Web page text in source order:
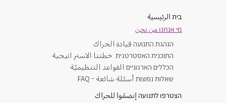
בית الرئيسية
מי אנחנו من نحن
​הנהגת התנועה قيادة الحراك
התוכנית האסטרטגית خطتنا الاستر اتيجية
הכללים הארגוניים القواعد التنظيميّة
שאלות נפוצות أسئلة شائعة - FAQ
הצטרפו לתנועה إنضمّوا للحراك